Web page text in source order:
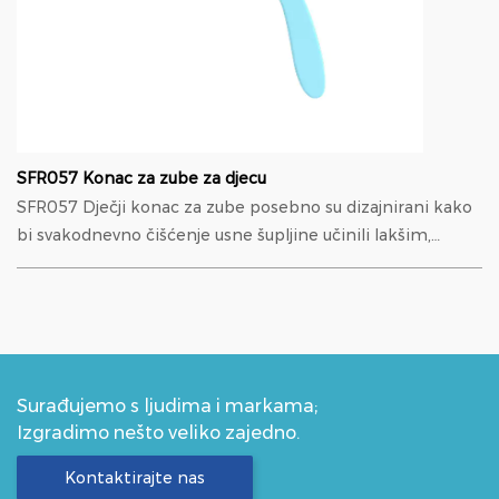
SFR057 Konac za zube za djecu
SFR057 Dječji konac za zube posebno su dizajnirani kako
bi svakodnevno čišćenje usne šupljine učinili lakšim,
sigurnijim i ugodnijim za djecu. Izrađen s izdr...
Surađujemo s ljudima i markama;
Izgradimo nešto veliko zajedno.
Kontaktirajte nas